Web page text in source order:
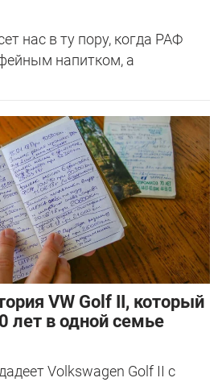
нас в ту пору, когда РАФ
напитком, а
VW Golf II, который
лет в одной семье
Volkswagen Golf II с